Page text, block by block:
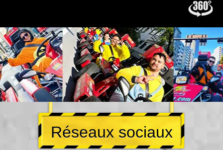
Réseaux sociaux